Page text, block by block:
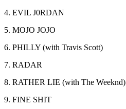
4. EVIL J0RDAN
5. MOJO JOJO
6. PHILLY (with Travis Scott)
7. RADAR
8. RATHER LIE (with The Weeknd)
9. FINE SHIT